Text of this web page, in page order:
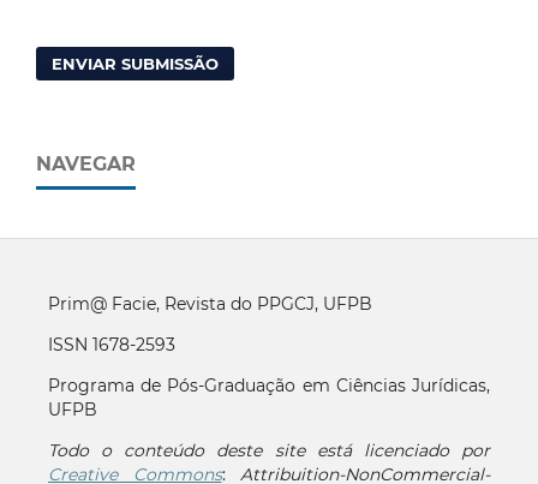
ENVIAR SUBMISSÃO
NAVEGAR
Prim@ Facie, Revista do PPGCJ, UFPB
ISSN 1678-2593
Programa de Pós-Graduação em Ciências Jurídicas,
UFPB
Todo o conteúdo deste site está licenciado por
Creative Commons:Attribuition-NonCommercial-